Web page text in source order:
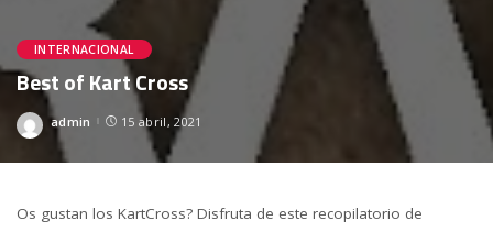
INTERNACIONAL
Best of Kart Cross
Posted
by
admin 15 abril, 2021
Os gustan los KartCross? Disfruta de este recopilatorio de